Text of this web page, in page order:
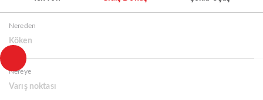
Nereden
Köken
Nereye
Varış noktası